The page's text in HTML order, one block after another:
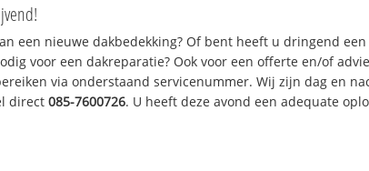
een nieuwe dakbedekking? Of bent heeft u dringend een
voor een dakreparatie? Ook voor een offerte en/of
via onderstaand servicenummer. Wij zijn dag en
direct085-7600726. U heeft deze avond een adequate